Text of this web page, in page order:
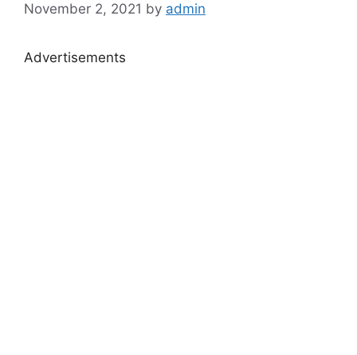
November 2, 2021 by admin
Advertisements